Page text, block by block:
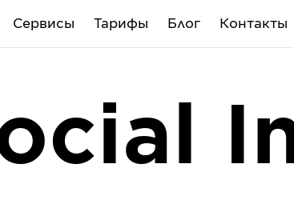
Сервисы Тарифы Блог Контакты